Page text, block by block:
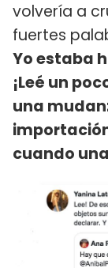
volvería a
fuertes
Yo estaba
¡Leé un
una
cuando